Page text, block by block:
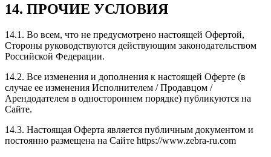
14. ПРОЧИЕ УСЛОВИЯ
14.1. Во всем, что не предусмотрено настоящей Офертой,
Стороны руководствуются действующим законодательством
Российской Федерации.
14.2. Все изменения и дополнения к настоящей Оферте (в
случае ее изменения Исполнителем / Продавцом /
Арендодателем в одностороннем порядке) публикуются на
Сайте.
14.3. Настоящая Оферта является публичным документом и
постоянно размещена на Сайте https://www.zebra-ru.com